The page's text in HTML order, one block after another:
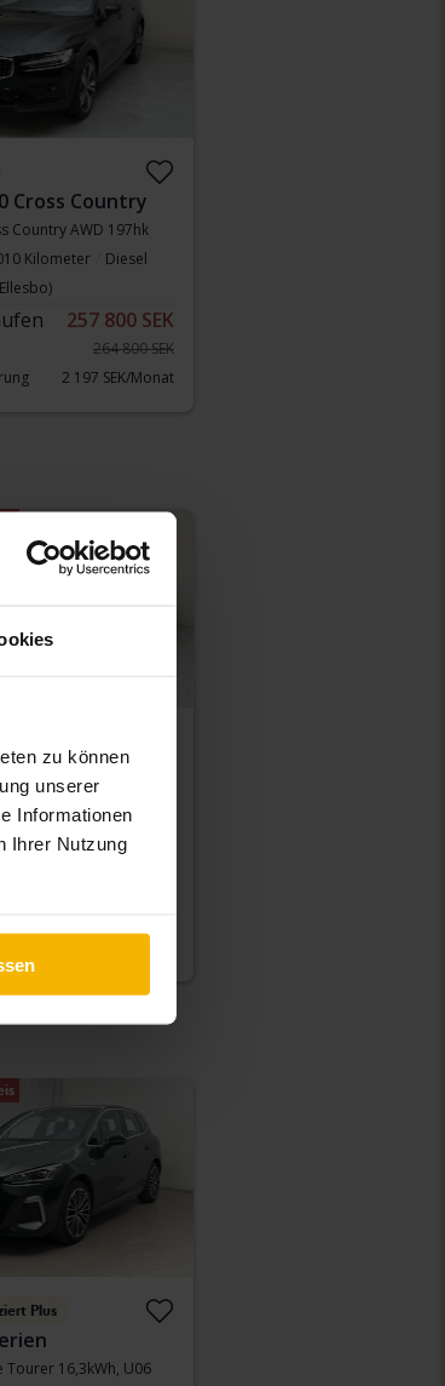
zu können
unserer
Informationen
Ihrer Nutzung
Cross Country
Country AWD 197hk
Kilometer
Diesel
257 800 SEK
264 800 SEK
2 197 SEK/Monat
Kilometer
El
Plus
Tourer 16,3kWh, U06